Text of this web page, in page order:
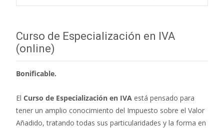
entradas
Curso de Especialización en IVA
(online)
Bonificable.
El Curso de Especialización en IVA está pensado para
tener un amplio conocimiento del Impuesto sobre el Valor
Añadido, tratando todas sus particularidades y la forma en